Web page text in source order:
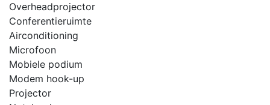
Overheadprojector
Conferentieruimte
Airconditioning
Microfoon
Mobiele podium
Modem hook-up
Projector